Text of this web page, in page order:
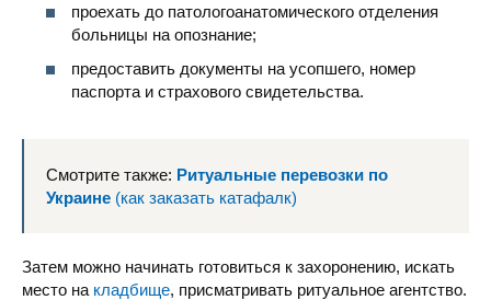
проехать до патологоанатомического отделения
больницы на опознание;
предоставить документы на усопшего, номер
паспорта и страхового свидетельства.
Смотрите также: Ритуальные перевозки по
Украине (как заказать катафалк)
Затем можно начинать готовиться к захоронению, искать
место на кладбище, присматривать ритуальное агентство.